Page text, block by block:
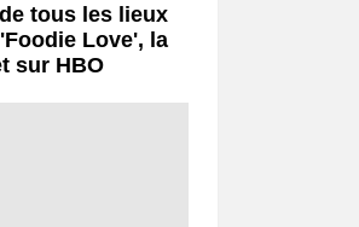
tous les lieux
Love', la
sur HBO